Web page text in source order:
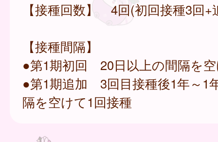
【接種回数】 4回(初回接種3回+
【接種間隔】
●第1期初回 20日以上の間隔を
●第1期追加 3回目接種後1年～1
隔を空けて1回接種